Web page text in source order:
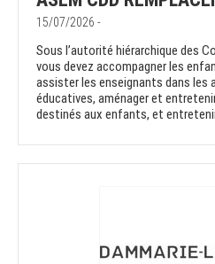
15/07/2026 -
Sous l’autorité hiérarchique des
vous devez accompagner les
assister les enseignants dans
éducatives, aménager et
destinés aux enfants, et